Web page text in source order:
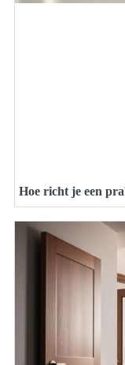
Hoe richt je een